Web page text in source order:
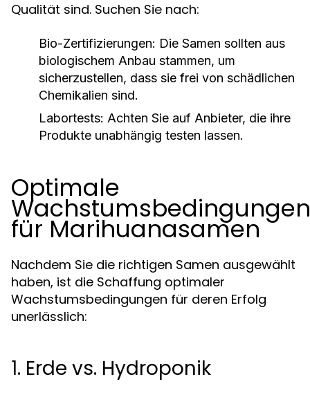
Qualität sind. Suchen Sie nach:
Bio-Zertifizierungen: Die Samen sollten aus
biologischem Anbau stammen, um
sicherzustellen, dass sie frei von schädlichen
Chemikalien sind.
Labortests: Achten Sie auf Anbieter, die ihre
Produkte unabhängig testen lassen.
Optimale
Wachstumsbedingungen
für Marihuanasamen
Nachdem Sie die richtigen Samen ausgewählt
haben, ist die Schaffung optimaler
Wachstumsbedingungen für deren Erfolg
unerlässlich:
1. Erde vs. Hydroponik